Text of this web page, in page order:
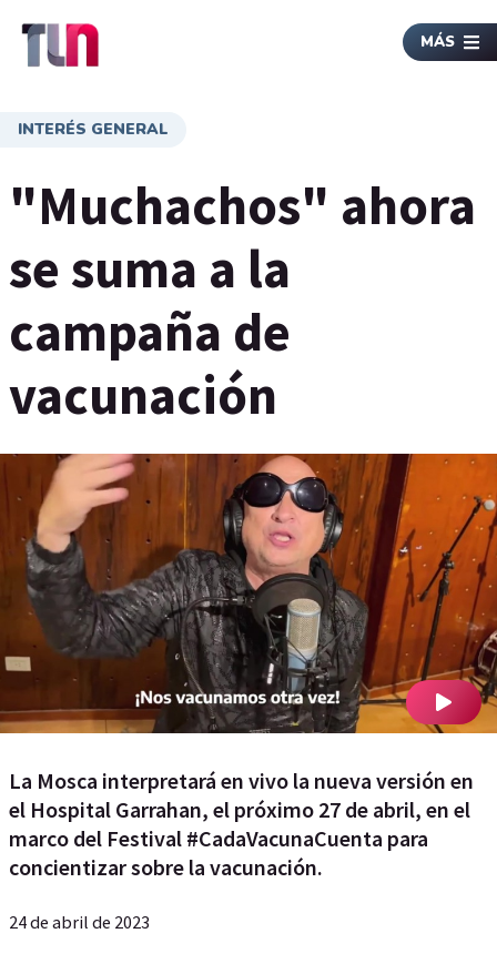
MÁS
INTERÉS GENERAL
"Muchachos" ahora
se suma a la
campaña de
vacunación
La Mosca interpretará en vivo la nueva versión en
el Hospital Garrahan, el próximo 27 de abril, en el
marco del Festival #CadaVacunaCuenta para
concientizar sobre la vacunación.
24 de abril de 2023